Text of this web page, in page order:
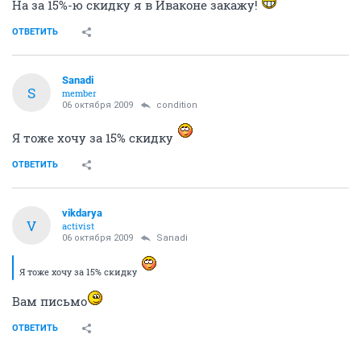
На за 15%-ю скидку я в Иваконе закажу!
ОТВЕТИТЬ
S
Sanadi
member
06 октября 2009 condition
Я тоже хочу за 15% скидку
ОТВЕТИТЬ
V
vikdarya
activist
06 октября 2009 Sanadi
Я тоже хочу за 15% скидку
Вам письмо
ОТВЕТИТЬ